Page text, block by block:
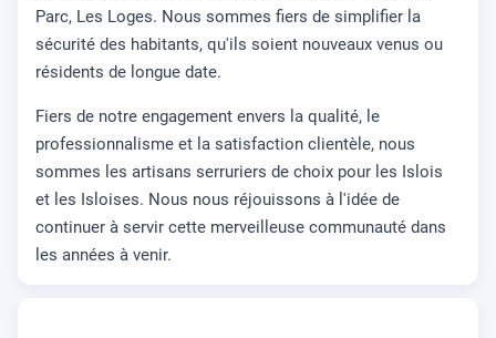
Parc, Les Loges. Nous sommes fiers de simplifier la
sécurité des habitants, qu'ils soient nouveaux venus ou
résidents de longue date.
Fiers de notre engagement envers la qualité, le
professionnalisme et la satisfaction clientèle, nous
sommes les artisans serruriers de choix pour les Islois
et les Isloises. Nous nous réjouissons à l'idée de
continuer à servir cette merveilleuse communauté dans
les années à venir.